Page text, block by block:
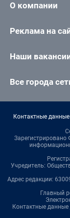
О компании
Реклама на
Наши
Все города
Контактные
Зарегистрировано
Учредитель:
Адрес редакции:
Главный
Контактные данные